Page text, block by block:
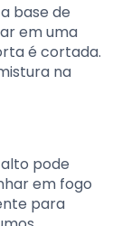
base de
em uma
é cortada.
na
pode
em fogo
para